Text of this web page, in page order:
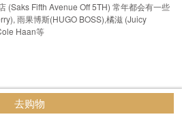
(Saks Fifth Avenue Off 5TH) 常年都会有一些
雨果博斯(HUGO BOSS),橘滋 (Juicy
Haan等
去购物